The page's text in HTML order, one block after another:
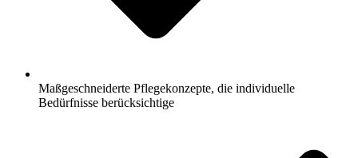
Maßgeschneiderte Pflegekonzepte, die individuelle
Bedürfnisse berücksichtige